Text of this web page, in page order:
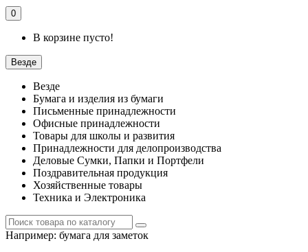
0
В корзине пусто!
Везде
Везде
Бумага и изделия из бумаги
Письменные принадлежности
Офисные принадлежности
Товары для школы и развития
Принадлежности для делопроизводства
Деловые Сумки, Папки и Портфели
Поздравительная продукция
Хозяйственные товары
Техника и Электроника
Например: бумага для заметок